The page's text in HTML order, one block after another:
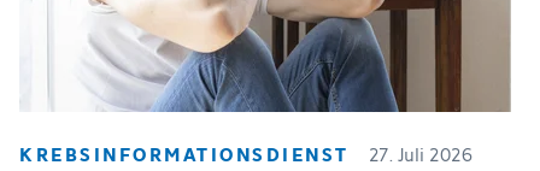
KREBSINFORMATIONSDIENST 27. Juli 2026